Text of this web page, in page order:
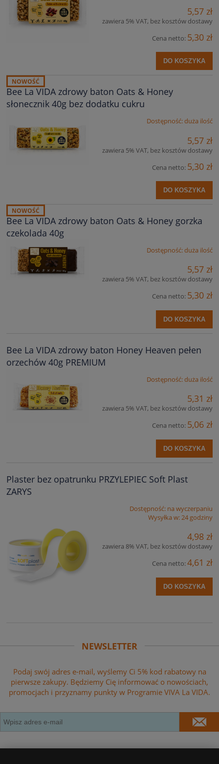
5,57 zł
zawiera 5% VAT, bez kosztów dostawy
Cena netto: 5,30 zł
DO KOSZYKA
Bee La VIDA zdrowy baton Oats & Honey
słonecznik 40g bez dodatku cukru
Dostępność:duża ilość
5,57 zł
zawiera 5% VAT, bez kosztów dostawy
Cena netto: 5,30 zł
DO KOSZYKA
NOWOŚĆ
Bee La VIDA zdrowy baton Oats & Honey gorzka
czekolada 40g
Dostępność:duża ilość
5,57 zł
zawiera 5% VAT, bez kosztów dostawy
Cena netto: 5,30 zł
DO KOSZYKA
NOWOŚĆ
Bee La VIDA zdrowy baton Honey Heaven pełen
orzechów 40g PREMIUM
Dostępność:duża ilość
5,31 zł
zawiera 5% VAT, bez kosztów dostawy
Cena netto: 5,06 zł
DO KOSZYKA
Plaster bez opatrunku PRZYLEPIEC Soft Plast
ZARYS
Dostępność: na wyczerpaniu
Wysyłka w: 24 godziny
4,98 zł
zawiera 8% VAT, bez kosztów dostawy
Cena netto:4,61 zł
DO KOSZYKA
NEWSLETTER
Podaj swój adres e-mail, wyślemy Ci 5% kod rabatowy na
pierwsze zakupy. Będziemy Cię informować o nowościach,
promocjach i przyznamy punkty w Programie VIVA La VIDA.